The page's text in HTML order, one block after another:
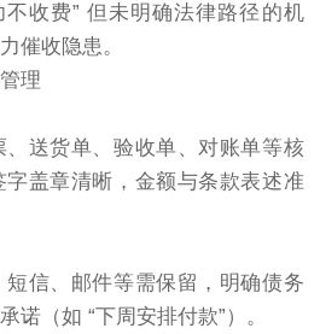
收费” 但未明确法律路径的机
催收隐患。
理
送货单、验收单、对账单等核
盖章清晰，金额与条款表述准
信、邮件等需保留，明确债务
诺（如 “下周安排付款”）。